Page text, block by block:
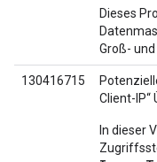
Dieses
Groß-
130416715
Client-IP“
In dieser